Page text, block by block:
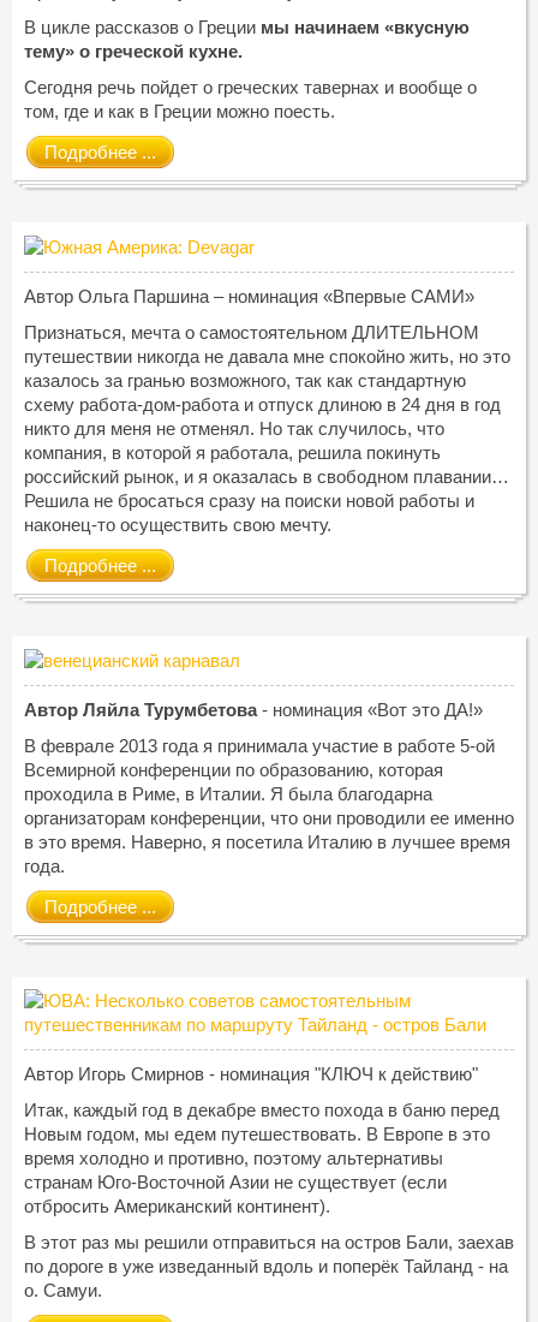
В цикле рассказов о Греции мы начинаем «вкусную
тему» о греческой кухне.
Сегодня речь пойдет о греческих тавернах и вообще о
том, где и как в Греции можно поесть.
Подробнее ...
Автор Ольга Паршина – номинация «Впервые САМИ»
Признаться, мечта о самостоятельном ДЛИТЕЛЬНОМ
путешествии никогда не давала мне спокойно жить, но это
казалось за гранью возможного, так как стандартную
схему работа-дом-работа и отпуск длиною в 24 дня в год
никто для меня не отменял. Но так случилось, что
компания, в которой я работала, решила покинуть
российский рынок, и я оказалась в свободном плавании…
Решила не бросаться сразу на поиски новой работы и
наконец-то осуществить свою мечту.
Подробнее ...
Автор Ляйла Турумбетова- номинация «Вот это ДА!»
В феврале 2013 года я принимала участие в работе 5-ой
Всемирной конференции по образованию, которая
проходила в Риме, в Италии. Я была благодарна
организаторам конференции, что они проводили ее именно
в это время. Наверно, я посетила Италию в лучшее время
года.
Подробнее ...
Автор Игорь Смирнов - номинация "КЛЮЧ к действию"
Итак, каждый год в декабре вместо похода в баню перед
Новым годом, мы едем путешествовать. В Европе в это
время холодно и противно, поэтому альтернативы
странам Юго-Восточной Азии не существует (если
отбросить Американский континент).
В этот раз мы решили отправиться на остров Бали, заехав
по дороге в уже изведанный вдоль и поперёк Тайланд - на
о. Самуи.